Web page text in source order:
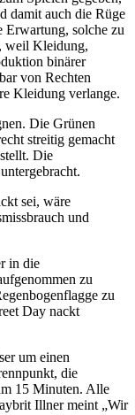
damit auch die Rüge
Erwartung, solche zu
weil Kleidung,
binärer
von Rechten
Kleidung verlange.
Die Grünen
streitig gemacht
Die
sei, wäre
und
in die
zu
zu
Day nackt
um einen
die
15 Minuten. Alle
Illner meint „Wir